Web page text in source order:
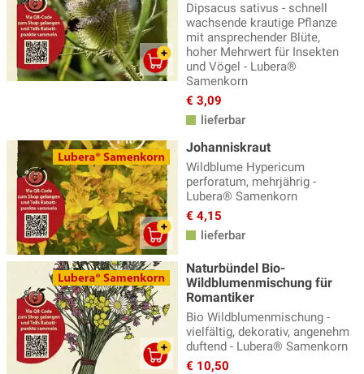
Dipsacus sativus - schnell
wachsende krautige Pflanze
mit ansprechender Blüte,
hoher Mehrwert für Insekten
und Vögel - Lubera®
Samenkorn
€ 3,09
lieferbar
Johanniskraut
Wildblume Hypericum
perforatum, mehrjährig -
Lubera® Samenkorn
€ 4,15
lieferbar
Naturbündel Bio-
Wildblumenmischung für
Romantiker
Bio Wildblumenmischung -
vielfältig, dekorativ, angenehm
duftend - Lubera® Samenkorn
€ 10,50